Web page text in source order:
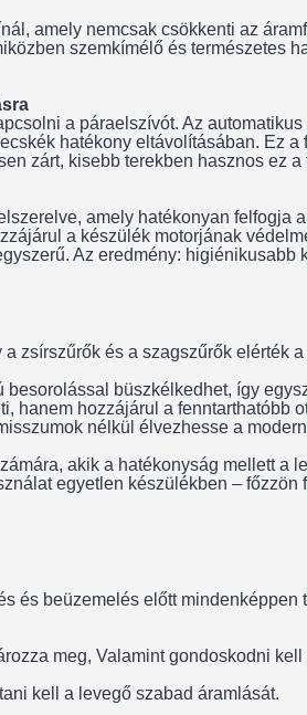
amely nemcsak csökkenti az
szemkímélő és természetes
a páraelszívót. Az
hatékony eltávolításában. Ez
zárt, kisebb terekben hasznos ez a
amely hatékonyan felfogja
a készülék motorjának
Az eredmény:
zsírszűrők és a szagszűrők
besorolással büszkélkedhet, így
hanem hozzájárul a
nélkül élvezhesse a
akik a hatékonyság mellett a
egyetlen készülékben –
és beüzemelés előtt
meg, Valamint gondoskodni
kell a levegő szabad áramlását.